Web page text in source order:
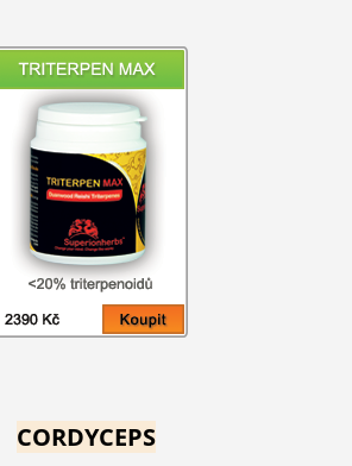
CORDYCEPS